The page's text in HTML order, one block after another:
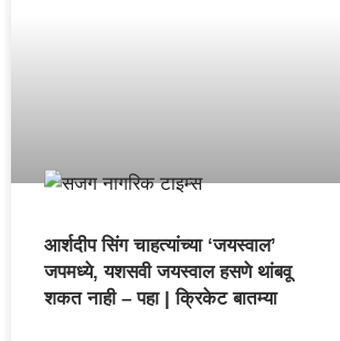
आर्शदीप सिंग चाहत्यांच्या ‘जयस्वाल’
जपमध्ये, यशसवी जयस्वाल हसणे थांबवू
शकत नाही – पहा | क्रिकेट बातम्या